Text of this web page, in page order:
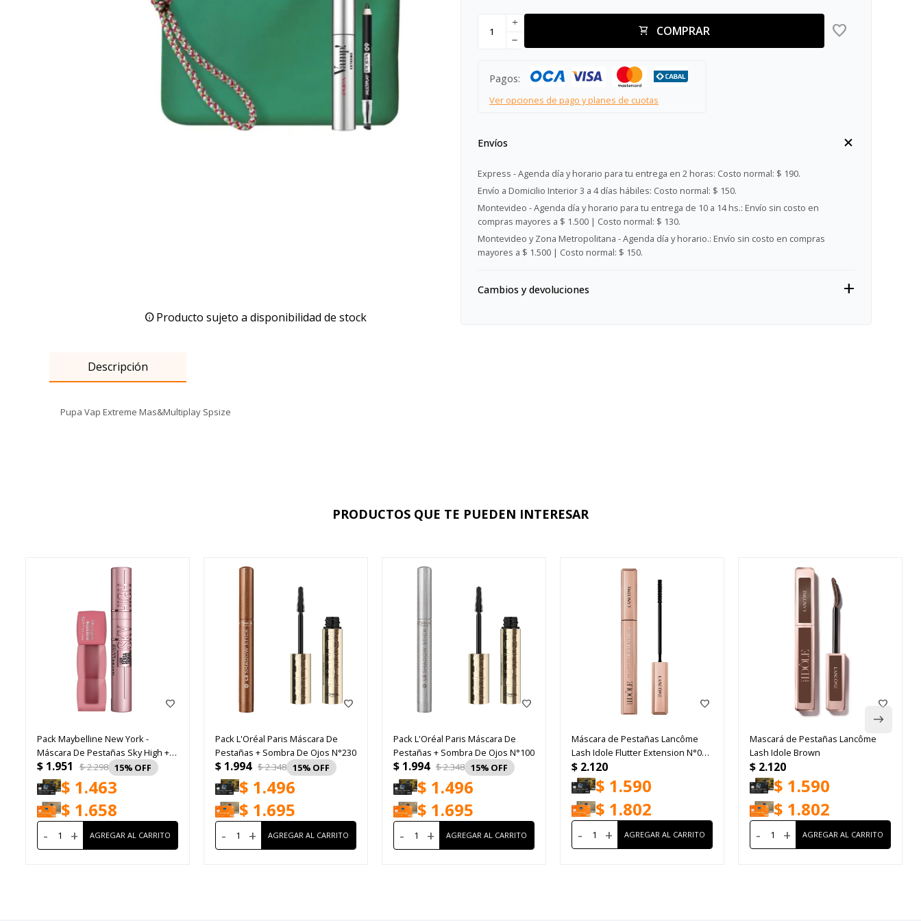
Producto sujeto a disponibilidad de stock
COMPRAR
add
remove
Pagos:
Ver opciones de pago y planes de cuotas
Envíos
Express - Agenda día y horario para tu entrega en 2 horas: Costo normal: $ 190.
Envío a Domicilio Interior 3 a 4 días hábiles: Costo normal: $ 150.
Montevideo - Agenda día y horario para tu entrega de 10 a 14 hs.: Envío sin costo en
compras mayores a $ 1.500 | Costo normal: $ 130.
Montevideo y Zona Metropolitana - Agenda día y horario.: Envío sin costo en compras
mayores a $ 1.500 | Costo normal: $ 150.
Cambios y devoluciones
Descripción
Pupa Vap Extreme Mas&Multiplay Spsize
PRODUCTOS QUE TE PUEDEN INTERESAR
Pack Maybelline New York -
Máscara De Pestañas Sky High +
Labial SuperStay Teddy Tint
Kneehigh
$ 1.951 $2.298 15
$ 1.463
$ 1.658
- +
Pack L'Oréal Paris Máscara De
Pestañas + Sombra De Ojos N°230
$ 1.994 $2.348 15
$ 1.496
$ 1.695
- +
Pack L'Oréal Paris Máscara De
Pestañas + Sombra De Ojos N°100
$ 1.994 $2.348 15
$ 1.496
$ 1.695
- +
Máscara de Pestañas Lancôme
Lash Idole Flutter Extension N°01
True Black
$ 2.120
$ 1.590
$ 1.802
- +
Mascará de Pestañas Lancôme
Lash Idole Brown
$ 2.120
$ 1.590
$ 1.802
- +